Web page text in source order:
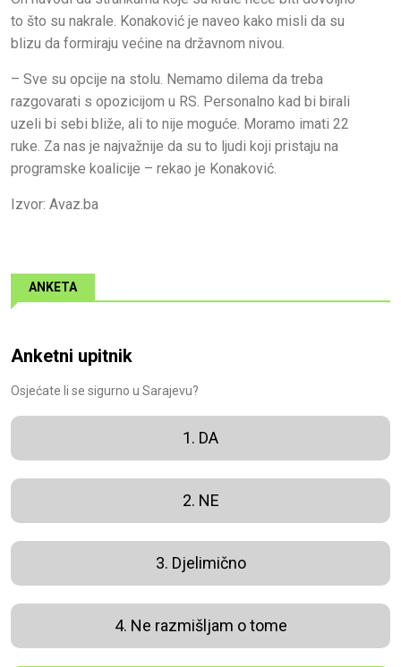
to što su nakrale. Konaković je naveo kako misli da su
blizu da formiraju većine na državnom nivou.
– Sve su opcije na stolu. Nemamo dilema da treba
razgovarati s opozicijom u RS. Personalno kad bi birali
uzeli bi sebi bliže, ali to nije moguće. Moramo imati 22
ruke. Za nas je najvažnije da su to ljudi koji pristaju na
programske koalicije – rekao je Konaković.
Izvor: Avaz.ba
ANKETA
Anketni upitnik
Osjećate li se sigurno u Sarajevu?
1. DA
2. NE
3. Djelimično
4. Ne razmišljam o tome